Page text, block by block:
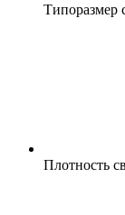
Типоразмер
Плотность